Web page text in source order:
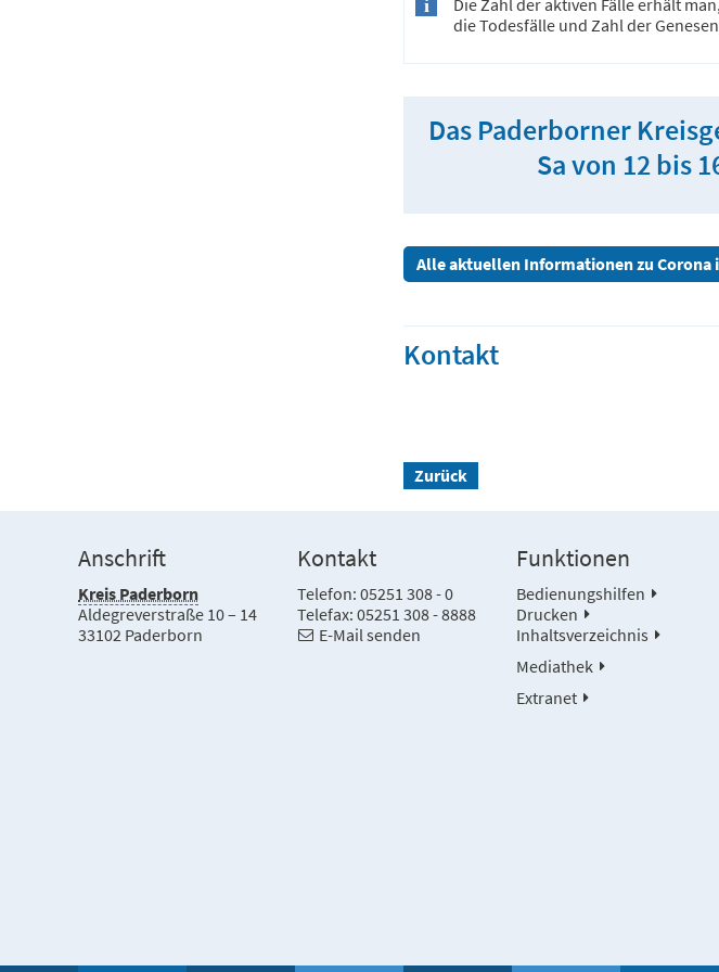
Die Zahl der aktiven Fälle erhält
die Todesfälle und Zahl der
Das Paderborner
Sa von 12 bis
Alle aktuellen Informationen zu Corona
Kontakt
Zurück
Anschrift
Kreis Paderborn
Aldegreverstraße 10 – 14
33102 Paderborn
Kontakt
Telefon: 05251 308 - 0
Telefax: 05251 308 - 8888
E-Mail senden
Funktionen
Bedienungshilfen
Drucken
Inhaltsverzeichnis
Mediathek
Extranet